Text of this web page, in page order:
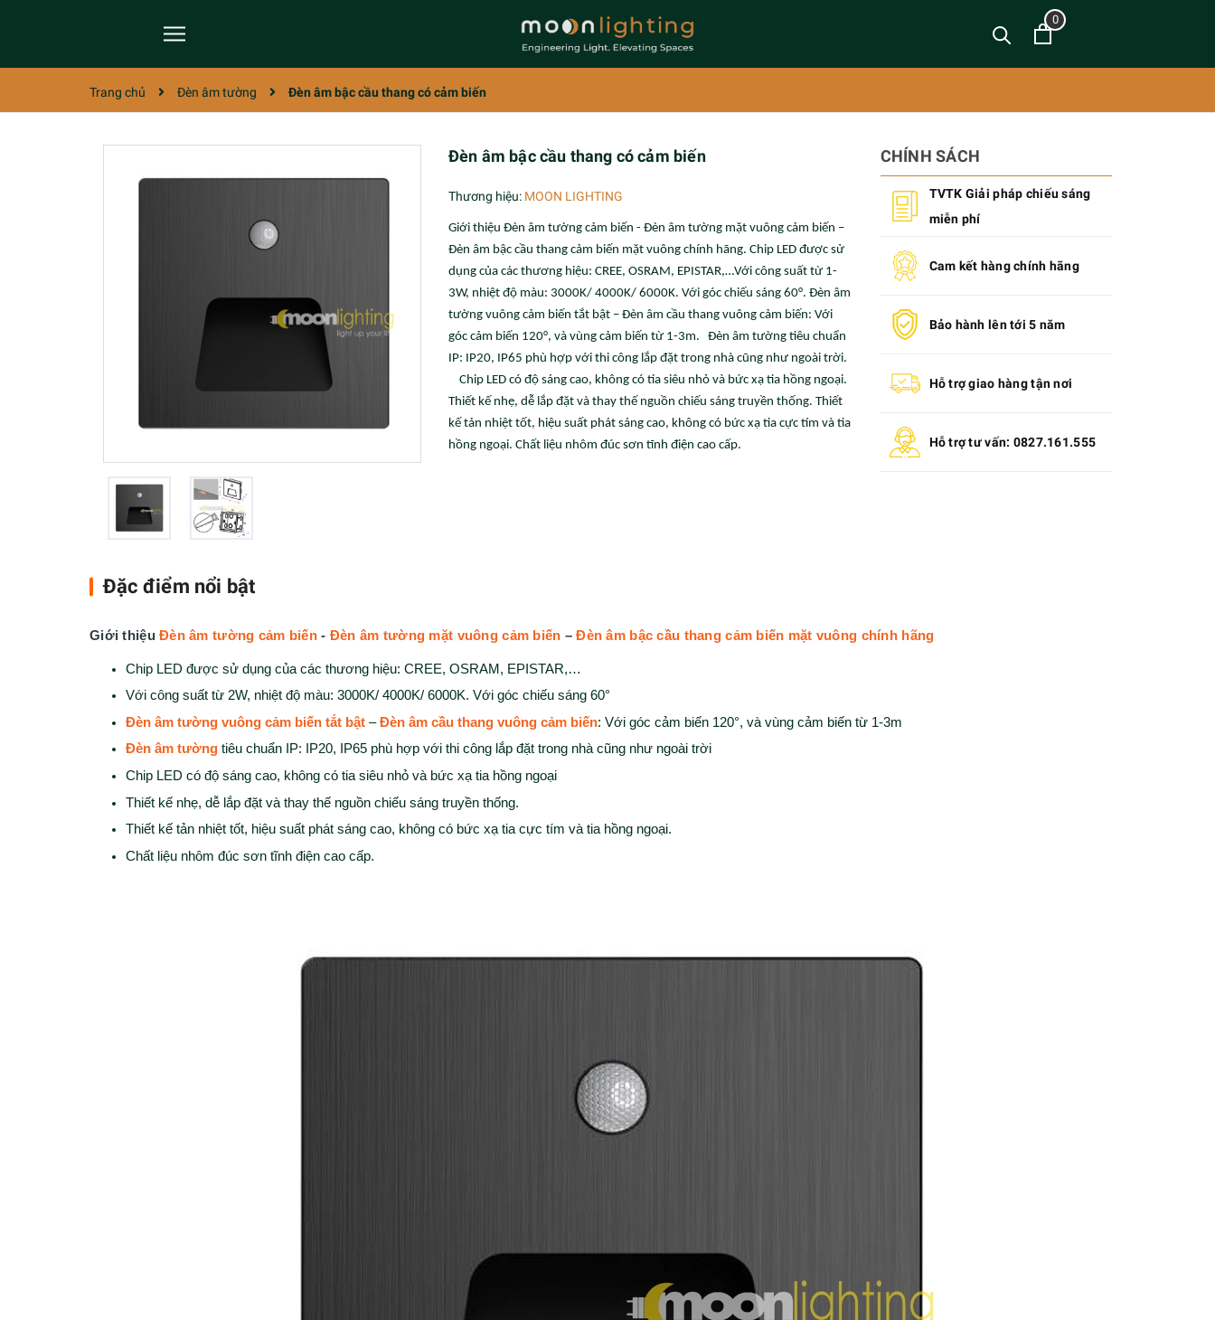
0
Trang chủ Đèn âm tường Đèn âm bậc cầu thang có cảm biến
Đèn âm bậc cầu thang có cảm biến
Thương hiệu: MOON LIGHTING
Giới thiệu Đèn âm tường cảm biến - Đèn âm tường mặt vuông cảm biến –
Đèn âm bậc cầu thang cảm biến mặt vuông chính hãng. Chip LED được sử
dụng của các thương hiệu: CREE, OSRAM, EPISTAR,…Với công suất từ 1-
3W, nhiệt độ màu: 3000K/ 4000K/ 6000K. Với góc chiếu sáng 60°. Đèn âm
tường vuông cảm biến tắt bật – Đèn âm cầu thang vuông cảm biến: Với
góc cảm biến 120°, và vùng cảm biến từ 1-3m. Đèn âm tường tiêu chuẩn
IP: IP20, IP65 phù hợp với thi công lắp đặt trong nhà cũng như ngoài trời.
Chip LED có độ sáng cao, không có tia siêu nhỏ và bức xạ tia hồng ngoại.
Thiết kế nhẹ, dễ lắp đặt và thay thế nguồn chiếu sáng truyền thống. Thiết
kế tản nhiệt tốt, hiệu suất phát sáng cao, không có bức xạ tia cực tím và tia
hồng ngoại. Chất liệu nhôm đúc sơn tĩnh điện cao cấp.
CHÍNH SÁCH
TVTK Giải pháp chiếu sáng
miễn phí
Cam kết hàng chính hãng
Bảo hành lên tới 5 năm
Hỗ trợ giao hàng tận nơi
Hỗ trợ tư vấn: 0827.161.555
Đặc điểm nổi bật
Giới thiệuĐèn âm tường cảm biến- Đèn âm tường mặt vuông cảm biến –Đèn âm bậc cầu thang cảm biến mặt vuông chính hãng
Chip LED được sử dụng của các thương hiệu: CREE, OSRAM, EPISTAR,…
Với công suất từ 2W, nhiệt độ màu: 3000K/ 4000K/ 6000K. Với góc chiếu sáng 60°
Đèn âm tường vuông cảm biến tắt bật –Đèn âm cầu thang vuông cảm biến: Với góc cảm biến 120°, và vùng cảm biến từ 1-3m
Đèn âm tường tiêu chuẩn IP: IP20, IP65 phù hợp với thi công lắp đặt trong nhà cũng như ngoài trời
Chip LED có độ sáng cao, không có tia siêu nhỏ và bức xạ tia hồng ngoại
Thiết kế nhẹ, dễ lắp đặt và thay thế nguồn chiếu sáng truyền thống.
Thiết kế tản nhiệt tốt, hiệu suất phát sáng cao, không có bức xạ tia cực tím và tia hồng ngoại.
Chất liệu nhôm đúc sơn tĩnh điện cao cấp.